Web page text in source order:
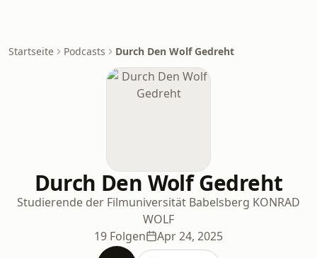
Startseite Podcasts Durch Den Wolf Gedreht
Durch Den Wolf Gedreht
Studierende der Filmuniversität Babelsberg KONRAD
WOLF
19 Folgen
Apr 24, 2025